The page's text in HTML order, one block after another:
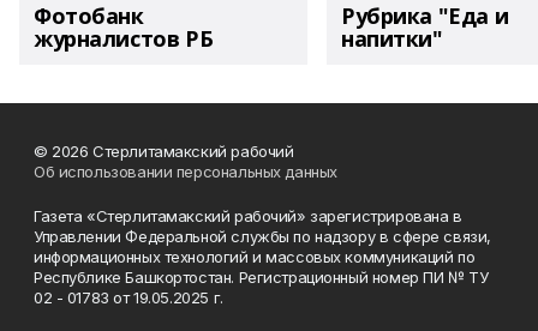
Фотобанк
журналистов РБ
Рубрика "Еда и
напитки"
© 2026 Стерлитамакский рабочий
Об использовании персональных данных
Газета «Стерлитамакский рабочий» зарегистрирована в
Управлении Федеральной службы по надзору в сфере связи,
информационных технологий и массовых коммуникаций по
Республике Башкортостан. Регистрационный номер ПИ № ТУ
02 - 01783 от 19.05.2025 г.